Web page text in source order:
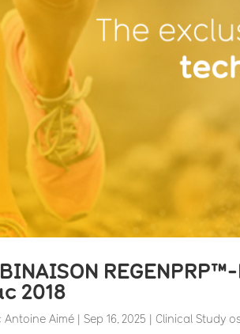
REGENPRP™-
2018
Antoine Aimé |Sep 16, 2025 Clinical Study